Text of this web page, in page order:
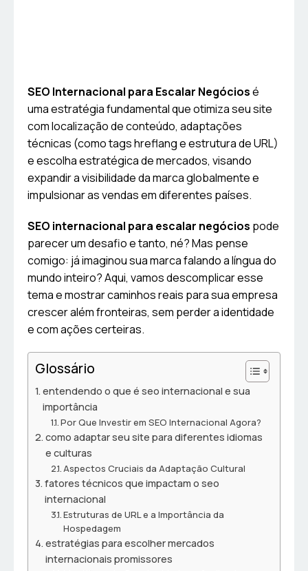
SEO Internacional para Escalar Negóciosé
uma estratégia fundamental que otimiza seu site
com localização de conteúdo, adaptações
técnicas (como tags hreflang e estrutura de URL)
e escolha estratégica de mercados, visando
expandir a visibilidade da marca globalmente e
impulsionar as vendas em diferentes países.
SEO internacional para escalar negócios pode
parecer um desafio e tanto, né? Mas pense
comigo: já imaginou sua marca falando a língua do
mundo inteiro? Aqui, vamos descomplicar esse
tema e mostrar caminhos reais para sua empresa
crescer além fronteiras, sem perder a identidade
e com ações certeiras.
Glossário
entendendo o que é seo internacional e sua
importância
Por Que Investir em SEO Internacional Agora?
como adaptar seu site para diferentes idiomas
e culturas
Aspectos Cruciais da Adaptação Cultural
fatores técnicos que impactam o seo
internacional
Estruturas de URL e a Importância da
Hospedagem
estratégias para escolher mercados
internacionais promissores